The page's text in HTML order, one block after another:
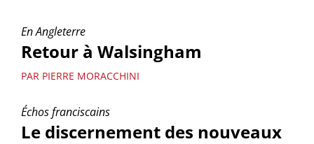
En Angleterre
Retour à Walsingham
PAR PIERRE MORACCHINI
Échos franciscains
Le discernement des nouveaux